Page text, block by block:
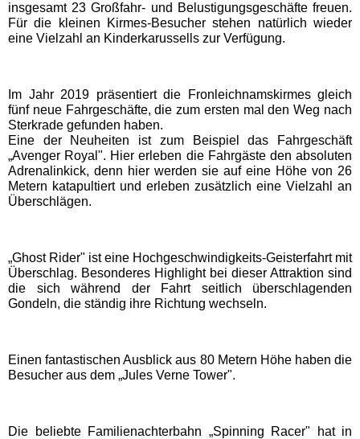
Europa-Park
Schwaben Park
Steinwasen Park
Traumland auf der
Bärenhöhle
Allgäu Skyline Park
Bayern-Park
insgesamt 23 Großfahr- und Belustigungsgeschäfte freuen.
Für die kleinen Kirmes-Besucher stehen natürlich wieder
eine Vielzahl an Kinderkarussells zur Verfügung.
Im Jahr 2019 präsentiert die Fronleichnamskirmes gleich
fünf neue Fahrgeschäfte, die zum ersten mal den Weg nach
Sterkrade gefunden haben.
Eine der Neuheiten ist zum Beispiel das Fahrgeschäft
„Avenger Royal". Hier erleben die Fahrgäste den absoluten
Adrenalinkick, denn hier werden sie auf eine Höhe von 26
Metern katapultiert und erleben zusätzlich eine Vielzahl an
Überschlägen.
„Ghost Rider" ist eine Hochgeschwindigkeits-Geisterfahrt mit
Überschlag. Besonderes Highlight bei dieser Attraktion sind
die sich während der Fahrt seitlich überschlagenden
Gondeln, die ständig ihre Richtung wechseln.
Einen fantastischen Ausblick aus 80 Metern Höhe haben die
Besucher aus dem „Jules Verne Tower".
Die beliebte Familienachterbahn „Spinning Racer" hat in